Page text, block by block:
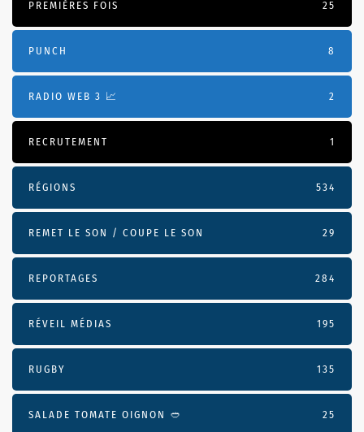
PREMIÈRES FOIS 25
PUNCH 8
RADIO WEB 3 📈 2
RECRUTEMENT 1
RÉGIONS 534
REMET LE SON / COUPE LE SON 29
REPORTAGES 284
RÉVEIL MÉDIAS 195
RUGBY 135
SALADE TOMATE OIGNON 🥙 25